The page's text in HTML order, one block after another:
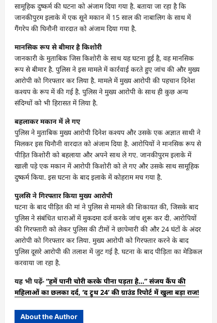
सामूहिक दुष्कर्म की घटना को अंजाम दिया गया है. बताया जा रहा है कि
जानकीपुरम इलाके में एक सूने मकान में 15 साल की नाबालिग के साथ में
गैंगरेप की घिनौनी वारदात को अंजाम दिया गया है.
मानसिक रूप से बीमार है किशोरी
जानकारी के मुताबिक जिस किशोरी के साथ यह घटना हुई है, वह मानसिक
रूप से बीमार है. पुलिस ने इस मामले में कार्रवाई करते हुए जांच की और मुख्य
आरोपी को गिरफ्तार कर लिया है. मामले में मुख्य आरोपी की पहचान दिनेश
कश्यप के रूप में की गई है. पुलिस ने मुख्य आरोपी के साथ ही कुछ अन्य
संदिग्धों को भी हिरासत में लिया है.
बहलाकर मकान में ले गए
पुलिस ने मुताबिक मुख्य आरोपी दिनेश कश्यप और उसके एक अज्ञात साथी ने
मिलकर इस घिनौनी वारदात को अंजाम दिया है. आरोपियों ने मानसिक रूप से
पीड़ित किशोरी को बहलाया और अपने साथ ले गए. जानकीपुरम इलाके में
खाली पड़े एक मकान में आरोपी किशोरी को ले गए और उसके साथ सामूहिक
दुष्कर्म किया. इस घटना के बाद इलाके में कोहराम मच गया है.
पुलसि ने गिरफ्तार किया मुख्य आरोपी
घटना के बाद पीड़ित की मां ने पुलिस से मामले की शिकायत की, जिसके बाद
पुलिस ने संबंधित धाराओं में मुकदमा दर्ज करके जांच शुरू कर दी. आरोपियों
की गिरफ्तारी को लेकर पुलिस की टीमों ने छापेमारी की और 24 घंटों के अंदर
आरोपी को गिरफ्तार कर लिया. मुख्य आरोपी को गिरफ्तार करने के बाद
पुलिस दूसरे आरोपी की तलाश में जुट गई है. घटना के बाद पीड़िता का मेडिकल
करवाया जा रहा है.
यह भी पढ़ें- “हमें पानी चोरी करके पीना पड़ता है…” संजय कैंप की
महिलाओं का छलका दर्द, ‘द ट्रुथ 24’ की ग्राउंड रिपोर्ट में खुला बड़ा राज!
About the Author